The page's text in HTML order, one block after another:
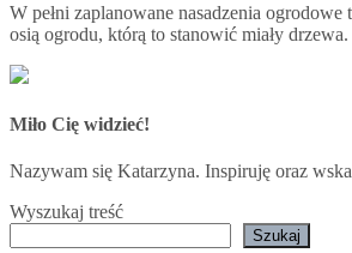
W pełni zaplanowane nasadzenia
osią ogrodu, którą to stanowić miały
Miło Cię widzieć!
Nazywam się Katarzyna. Inspiruję oraz
Wyszukaj treść
Szukaj